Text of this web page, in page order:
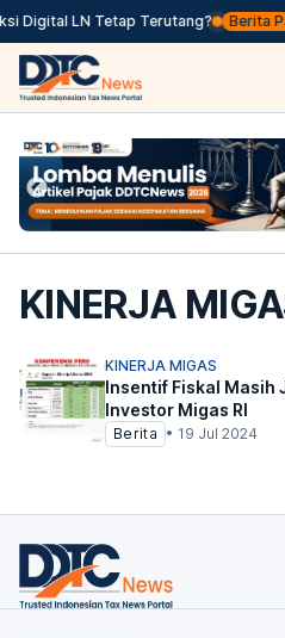
Digital LN Tetap Terutang? Berita
KINERJA
KINERJA MIGAS
Insentif Fiskal Masih
Investor Migas RI
Berita • 19 Jul 2024